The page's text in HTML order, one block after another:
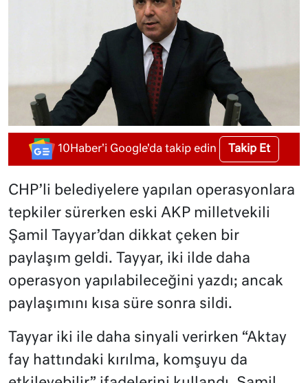
10Haber'i Google'da takip edin Takip Et
CHP’li belediyelere yapılan operasyonlara
tepkiler sürerken eski AKP milletvekili
Şamil Tayyar’dan dikkat çeken bir
paylaşım geldi. Tayyar, iki ilde daha
operasyon yapılabileceğini yazdı; ancak
paylaşımını kısa süre sonra sildi.
Tayyar iki ile daha sinyali verirken “Aktay
fay hattındaki kırılma, komşuyu da